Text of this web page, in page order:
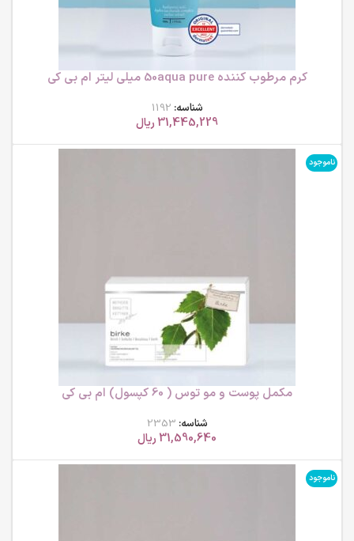
کرم مرطوب کننده 50aqua pure میلی لیتر ام بی کی
شناسه: 1192
31,445,229 ریال
ناموجود
مکمل پوست و مو توس ( 60 کپسول) ام بی کی
شناسه: 2353
31,590,640 ریال
ناموجود